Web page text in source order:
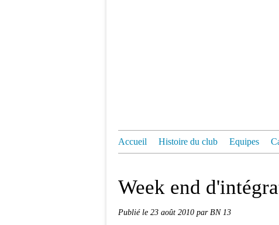
Accueil Histoire du club Equipes
Week end
Publié le 23 août 2010 par BN 13